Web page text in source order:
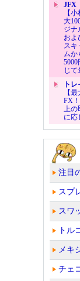
JFX
【
大
ジナ
およ
スキ
ムか
じて
ト
【
FX
上の
に応
注目
スプ
スワ
トル
メキ
チェ